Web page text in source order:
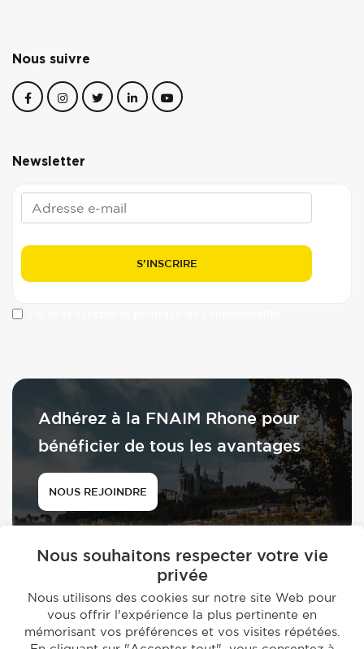
Nous suivre
Newsletter
Adhérez à la FNAIM Rhone pour
bénéficier de tous les avantages
NOUS REJOINDRE
© 2026 - FNAIM du Rhône
Nous souhaitons respecter votre vie
privée
Nous utilisons des cookies sur notre site Web pour
vous offrir l'expérience la plus pertinente en
mémorisant vos préférences et vos visites répétées.